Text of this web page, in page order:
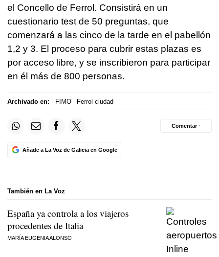
el Concello de Ferrol. Consistirá en un
cuestionario test de 50 preguntas, que
comenzará a las cinco de la tarde en el pabellón
1,2 y 3. El proceso para cubrir estas plazas es
por acceso libre, y se inscribieron para participar
en él más de 800 personas.
Archivado en: FIMO Ferrol ciudad
Añade a La Voz de Galicia en Google
Comentar ·
También en La Voz
España ya controla a los viajeros
procedentes de Italia
MARÍA EUGENIA ALONSO